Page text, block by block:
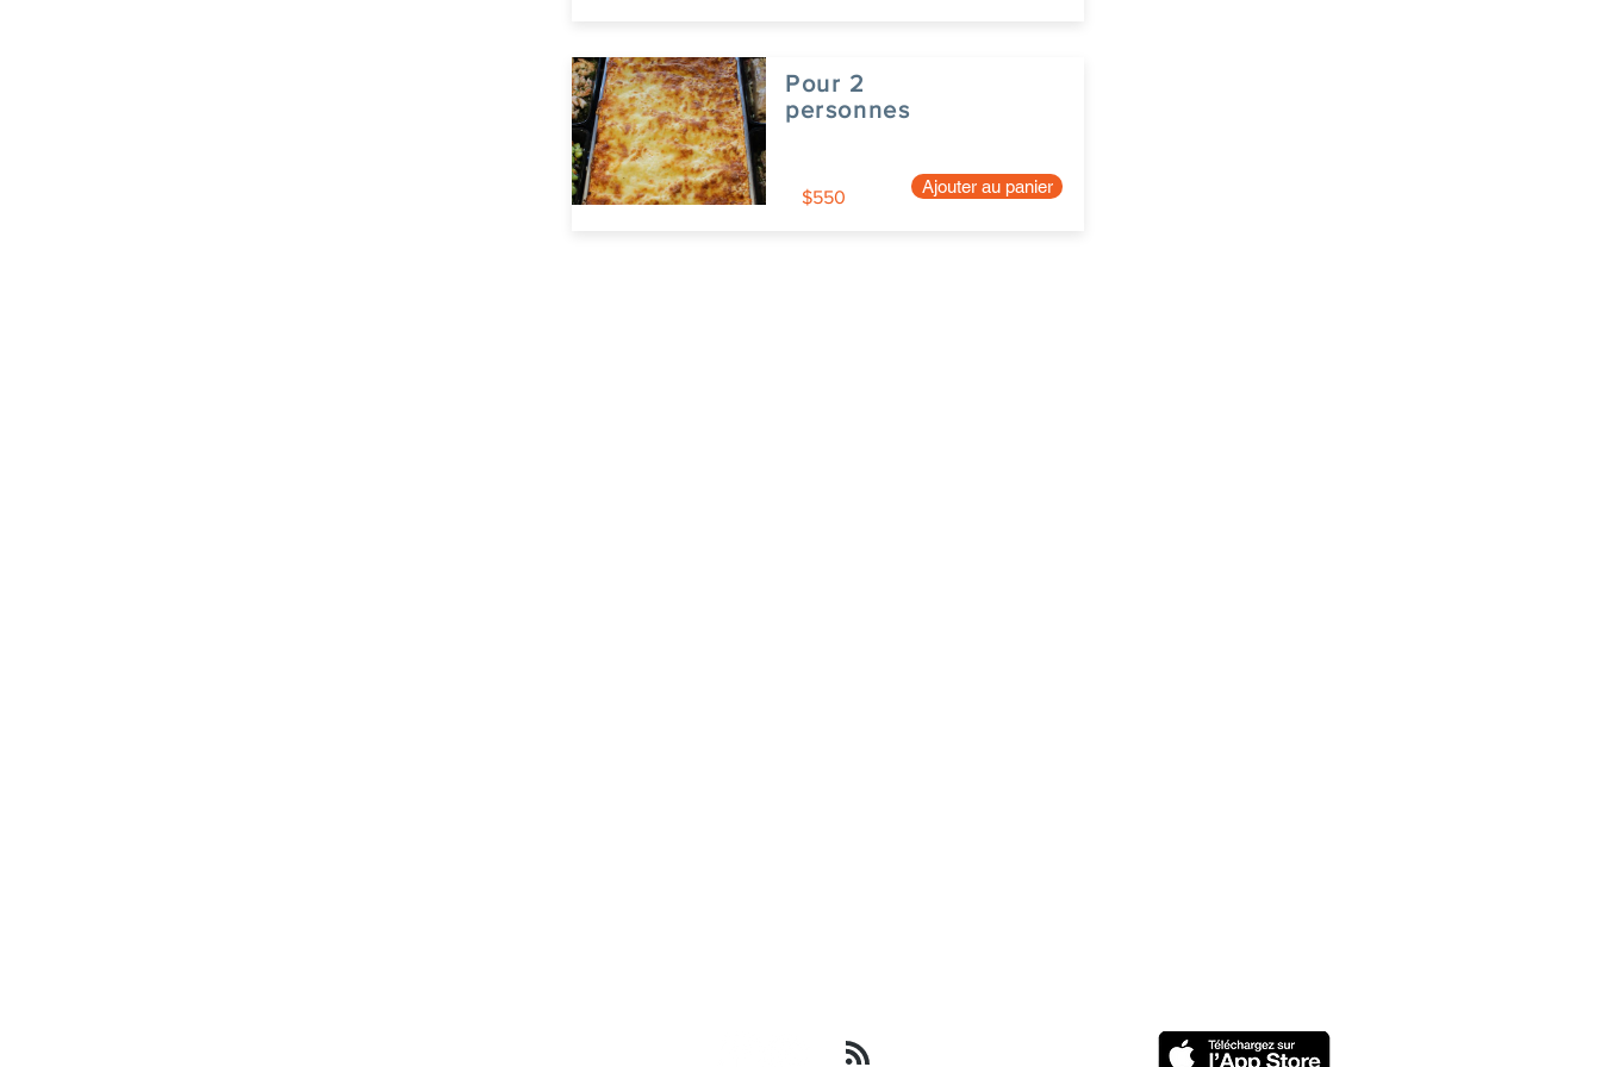
Pour 2
personnes
$550
Ajouter au panier